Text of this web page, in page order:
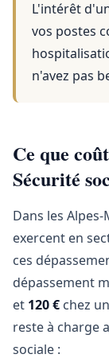
L'intérêt
vos postes
n'avez pas
Ce que
Sécurité
Dans les
exercent en
ces
dépassement
et 120 € chez
reste à charge
sociale :